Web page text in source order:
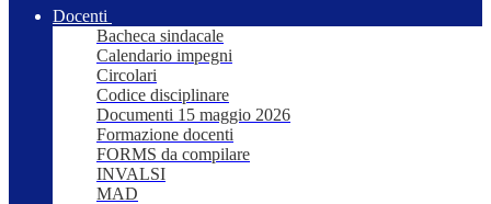
Docenti
Bacheca sindacale
Calendario impegni
Circolari
Codice disciplinare
Documenti 15 maggio 2026
Formazione docenti
FORMS da compilare
INVALSI
MAD